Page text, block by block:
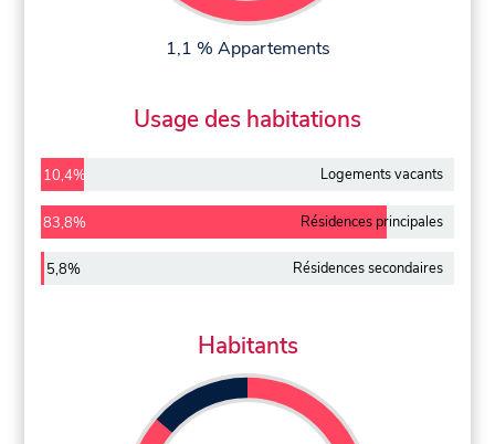
1,1 % Appartements
Usage des habitations
10,4% Logements vacants
83,8% Résidences principales
5,8% Résidences secondaires
Habitants